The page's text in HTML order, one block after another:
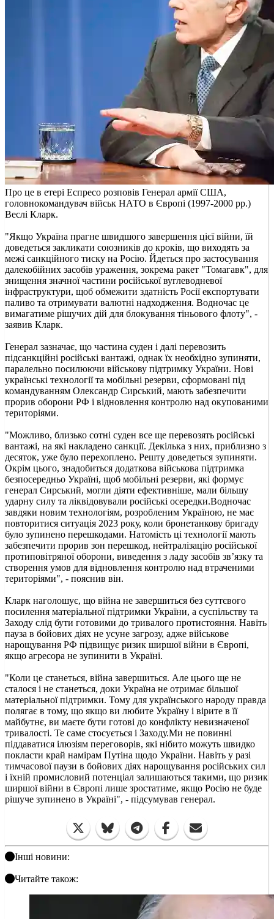
Про це в етері Еспресо розповів Генерал армії США,
головнокомандувач військ НАТО в Європі (1997-2000 рр.)
Веслі Кларк.
"Якщо Україна прагне швидшого завершення цієї війни, їй
доведеться закликати союзників до кроків, що виходять за
межі санкційного тиску на Росію. Йдеться про застосування
далекобійних засобів ураження, зокрема ракет "Томагавк", для
знищення значної частини російської вуглеводневої
інфраструктури, щоб обмежити здатність Росії експортувати
паливо та отримувати валютні надходження. Водночас це
вимагатиме рішучих дій для блокування тіньового флоту", -
заявив Кларк.
Генерал зазначає, що частина суден і далі перевозить
підсанкційні російські вантажі, однак їх необхідно зупиняти,
паралельно посилюючи військову підтримку України. Нові
українські технології та мобільні резерви, сформовані під
командуванням Олександр Сирський, мають забезпечити
прорив оборони РФ і відновлення контролю над окупованими
територіями.
"Можливо, близько сотні суден все ще перевозять російські
вантажі, на які накладено санкції. Декілька з них, приблизно з
десяток, уже було перехоплено. Решту доведеться зупиняти.
Окрім цього, знадобиться додаткова військова підтримка
безпосередньо Україні, щоб мобільні резерви, які формує
генерал Сирський, могли діяти ефективніше, мали більшу
ударну силу та ліквідовували російські осередки.Водночас
завдяки новим технологіям, розробленим Україною, не має
повторитися ситуація 2023 року, коли бронетанкову бригаду
було зупинено перешкодами. Натомість ці технології мають
забезпечити прорив зон перешкод, нейтралізацію російської
протиповітряної оборони, виведення з ладу засобів зв’язку та
створення умов для відновлення контролю над втраченими
територіями", - пояснив він.
Кларк наголошує, що війна не завершиться без суттєвого
посилення матеріальної підтримки України, а суспільству та
Заходу слід бути готовими до тривалого протистояння. Навіть
пауза в бойових діях не усуне загрозу, адже військове
нарощування РФ підвищує ризик ширшої війни в Європі,
якщо агресора не зупинити в Україні.
"Коли це станеться, війна завершиться. Але цього ще не
сталося і не станеться, доки Україна не отримає більшої
матеріальної підтримки. Тому для українського народу правда
полягає в тому, що якщо ви любите Україну і вірите в її
майбутнє, ви маєте бути готові до конфлікту невизначеної
тривалості. Те саме стосується і Заходу.Ми не повинні
піддаватися ілюзіям переговорів, які нібито можуть швидко
покласти край намірам Путіна щодо України. Навіть у разі
тимчасової паузи в бойових діях нарощування російських сил
і їхній промисловий потенціал залишаються такими, що ризик
ширшої війни в Європі лише зростатиме, якщо Росію не буде
рішуче зупинено в Україні", - підсумував генерал.
Інші новини:
Читайте також: